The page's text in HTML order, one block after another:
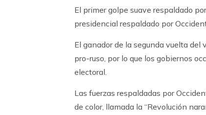
El primer golpe suave respaldado
presidencial respaldado por
El ganador de la segunda vuelta
pro-ruso, por lo que los gobiernos
electoral.
Las fuerzas respaldadas por
de color, llamada la “Revolución